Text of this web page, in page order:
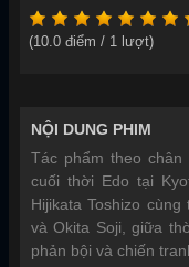
(10.0 điểm / 1 lượt)
NỘI DUNG PHIM
Tác phẩm theo chân
cuối thời Edo tại
Hijikata Toshizo
và Okita Soji, giữa
phản bội và chiến